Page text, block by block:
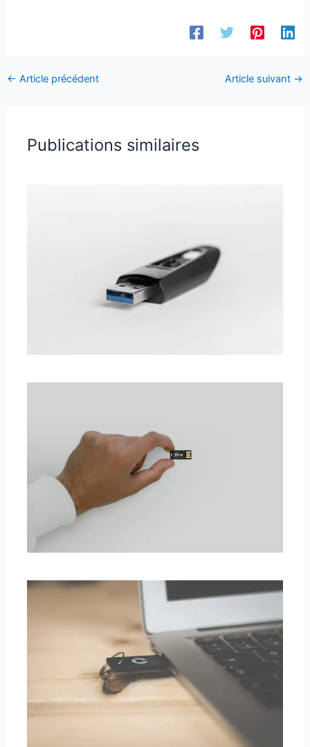
← Article précédent Article suivant →
Publications similaires